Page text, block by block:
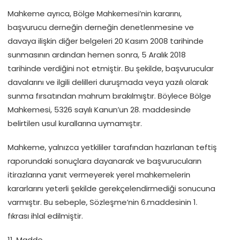
Mahkeme ayrıca, Bölge Mahkemesi’nin kararını,
başvurucu derneğin derneğin denetlenmesine ve
davaya ilişkin diğer belgeleri 20 Kasım 2008 tarihinde
sunmasının ardından hemen sonra, 5 Aralık 2018
tarihinde verdiğini not etmiştir. Bu şekilde, başvurucular
davalarını ve ilgili delilleri duruşmada veya yazılı olarak
sunma fırsatından mahrum bırakılmıştır. Böylece Bölge
Mahkemesi, 5326 sayılı Kanun’un 28. maddesinde
belirtilen usul kurallarına uymamıştır.
Mahkeme, yalnızca yetkililer tarafından hazırlanan teftiş
raporundaki sonuçlara dayanarak ve başvurucuların
itirazlarına yanıt vermeyerek yerel mahkemelerin
kararlarını yeterli şekilde gerekçelendirmediği sonucuna
varmıştır. Bu sebeple, Sözleşme’nin 6.maddesinin 1.
fıkrası ihlal edilmiştir.